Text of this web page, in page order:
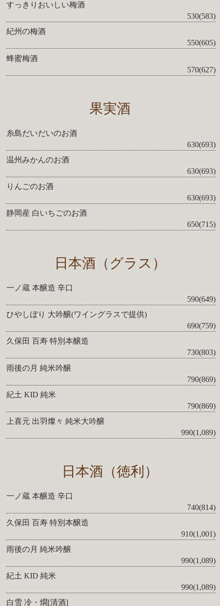
すっきりおいしい梅酒
530(583)
紀州の梅酒
550(605)
蜂蜜梅酒
570(627)
果実酒
糸島だいだいのお酒
630(693)
温州みかんのお酒
630(693)
りんごのお酒
630(693)
静岡産 白いちごのお酒
650(715)
日本酒（グラス）
一ノ蔵 本醸造 辛口
590(649)
ひやしぼり 大吟醸(ワイングラスで提供)
690(759)
久保田 百寿 特別本醸造
730(803)
雨後の月 純米吟醸
790(869)
紀土 KID 純米
790(869)
上喜元 出羽燦々 純米大吟醸
990(1,089)
日本酒（徳利）
一ノ蔵 本醸造 辛口
740(814)
久保田 百寿 特別本醸造
910(1,001)
雨後の月 純米吟醸
990(1,089)
紀土 KID 純米
990(1,089)
白雪 冷・燗[清酒]